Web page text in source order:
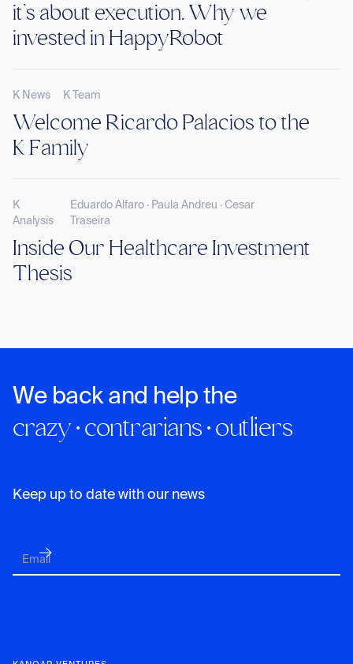
it’s about execution. Why we
invested in HappyRobot
K News K Team
Welcome Ricardo Palacios to the
K Family
K
Analysis
Eduardo Alfaro · Paula Andreu · Cesar
Traseira
Inside Our Healthcare Investment
Thesis
We back and help the
crazy · contrarians · outliers
Keep up to date with our news